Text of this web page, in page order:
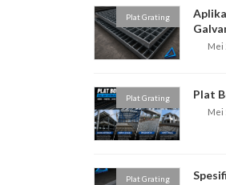
Plat Grating
Mei
Plat Grating Plat
Mei
Plat Grating